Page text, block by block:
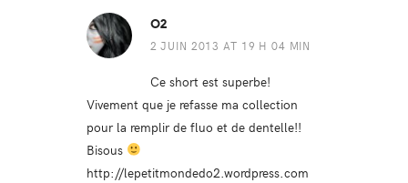
O2
2 JUIN 2013 AT 19 H 04 MIN
Ce short est superbe!
Vivement que je refasse ma collection
pour la remplir de fluo et de dentelle!!
Bisous
http://lepetitmondedo2.wordpress.com